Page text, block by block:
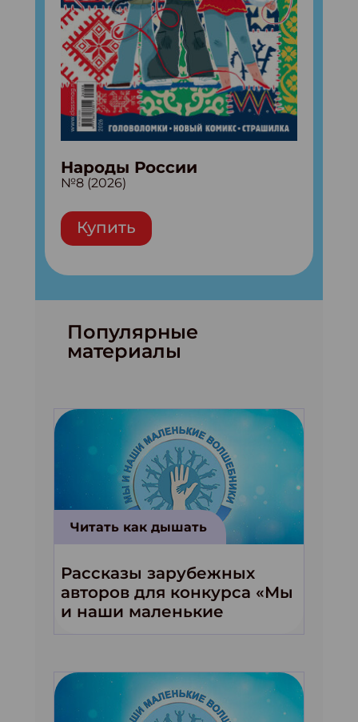
Народы России
№8 (2026)
Купить
Популярные
материалы
Читать как дышать
Рассказы зарубежных
авторов для конкурса «Мы
и наши маленькие
волшебники!»